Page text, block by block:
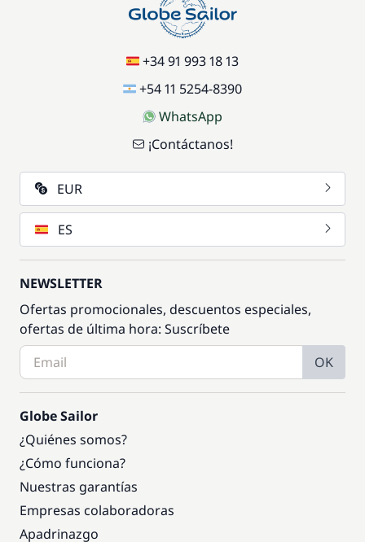
+34 91 993 18 13
+54 11 5254-8390
WhatsApp
¡Contáctanos!
EUR
ES
NEWSLETTER
Ofertas promocionales, descuentos especiales,
ofertas de última hora: Suscríbete
OK
Globe Sailor
¿Quiénes somos?
¿Cómo funciona?
Nuestras garantías
Empresas colaboradoras
Apadrinazgo